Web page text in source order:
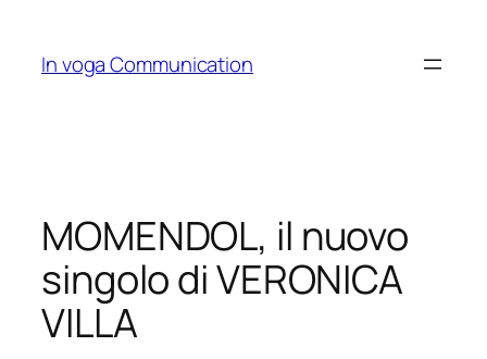
content
In voga Communication
MOMENDOL, il nuovo
singolo di VERONICA
VILLA